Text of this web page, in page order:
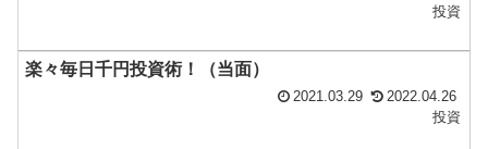
投資
楽々毎日千円投資術！（当面）
2021.03.29
2022.04.26
投資